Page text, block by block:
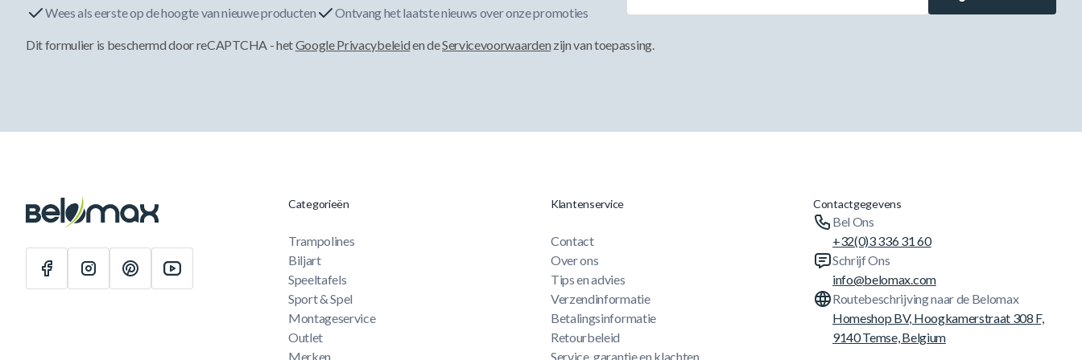
Wees als eerste op de hoogte van nieuwe producten Ontvang het laatste nieuws over onze promoties
Dit formulier is beschermd door reCAPTCHA - hetGoogle Privacybeleiden deServicevoorwaarden zijn van toepassing.
Categorieën
Trampolines
Biljart
Speeltafels
Sport & Spel
Montageservice
Outlet
Merken
Klantenservice
Contact
Over ons
Tips en advies
Verzendinformatie
Betalingsinformatie
Retourbeleid
Service, garantie en klachten
Contactgegevens
Bel Ons
+32(0)3 336 31 60
Schrijf Ons
info@belomax.com
Routebeschrijving naar de Belomax
Homeshop BV, Hoogkamerstraat 308 F,
9140 Temse, Belgium